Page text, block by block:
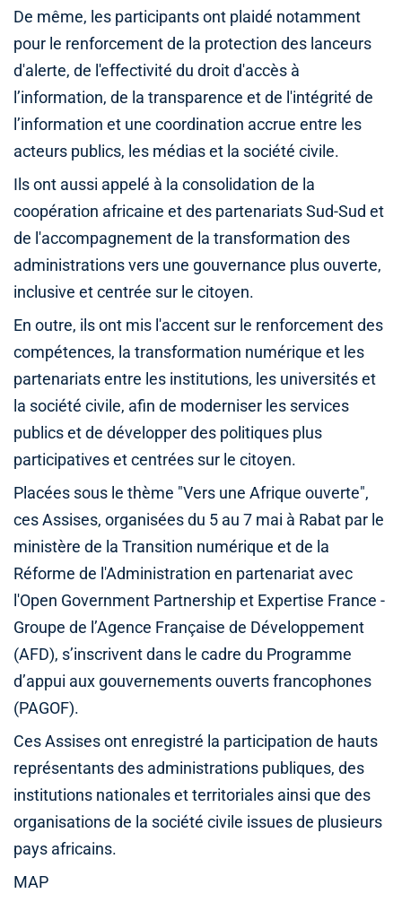
De même, les participants ont plaidé notamment
pour le renforcement de la protection des lanceurs
d'alerte, de l'effectivité du droit d'accès à
l’information, de la transparence et de l'intégrité de
l’information et une coordination accrue entre les
acteurs publics, les médias et la société civile.
Ils ont aussi appelé à la consolidation de la
coopération africaine et des partenariats Sud-Sud et
de l'accompagnement de la transformation des
administrations vers une gouvernance plus ouverte,
inclusive et centrée sur le citoyen.
En outre, ils ont mis l'accent sur le renforcement des
compétences, la transformation numérique et les
partenariats entre les institutions, les universités et
la société civile, afin de moderniser les services
publics et de développer des politiques plus
participatives et centrées sur le citoyen.
Placées sous le thème "Vers une Afrique ouverte",
ces Assises, organisées du 5 au 7 mai à Rabat par le
ministère de la Transition numérique et de la
Réforme de l'Administration en partenariat avec
l'Open Government Partnership et Expertise France -
Groupe de l’Agence Française de Développement
(AFD), s’inscrivent dans le cadre du Programme
d’appui aux gouvernements ouverts francophones
(PAGOF).
Ces Assises ont enregistré la participation de hauts
représentants des administrations publiques, des
institutions nationales et territoriales ainsi que des
organisations de la société civile issues de plusieurs
pays africains.
MAP